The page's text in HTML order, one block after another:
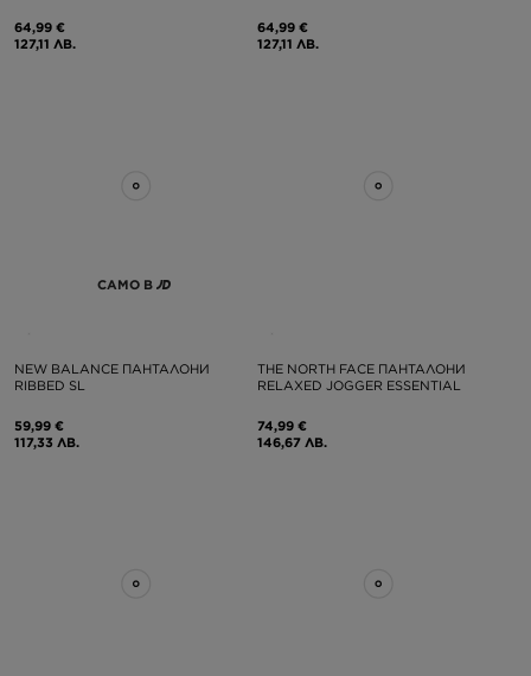
64,99 €
127,11 ЛВ.
64,99 €
127,11 ЛВ.
САМО В
NEW BALANCE ПАНТАЛОНИ
RIBBED SL
59,99 €
117,33 ЛВ.
THE NORTH FACE ПАНТАЛОНИ
RELAXED JOGGER ESSENTIAL
74,99 €
146,67 ЛВ.